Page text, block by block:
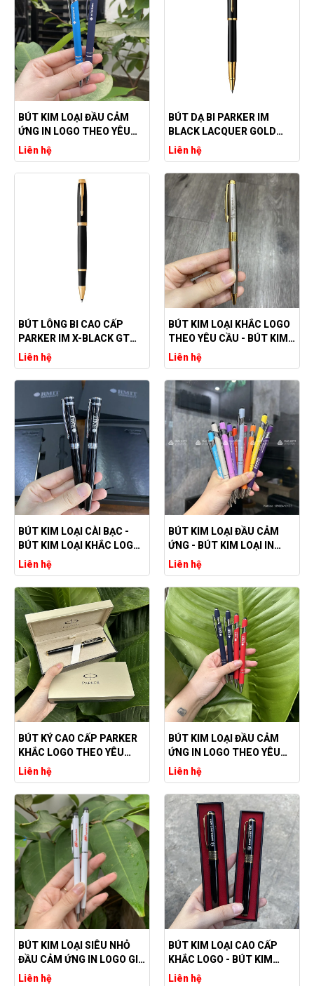
BÚT KIM LOẠI ĐẦU CẢM
ỨNG IN LOGO THEO YÊU
CẦU
Liên hệ
BÚT DẠ BI PARKER IM
BLACK LACQUER GOLD
S0856360
Liên hệ
BÚT LÔNG BI CAO CẤP
PARKER IM X-BLACK GT
TB4-1975576
Liên hệ
BÚT KIM LOẠI KHẮC LOGO
THEO YÊU CẦU - BÚT KIM
LOẠI CHẤT LƯỢNG
Liên hệ
BÚT KIM LOẠI CÀI BẠC -
BÚT KIM LOẠI KHẮC LOGO
RMIT
Liên hệ
BÚT KIM LOẠI ĐẦU CẢM
ỨNG - BÚT KIM LOẠI IN
LOGO THEO YÊU CẦU
Liên hệ
BÚT KÝ CAO CẤP PARKER
KHẮC LOGO THEO YÊU
CẦU
Liên hệ
BÚT KIM LOẠI ĐẦU CẢM
ỨNG IN LOGO THEO YÊU
CẦU
Liên hệ
BÚT KIM LOẠI SIÊU NHỎ
ĐẦU CẢM ỨNG IN LOGO GIÁ
RẺ
Liên hệ
BÚT KIM LOẠI CAO CẤP
KHẮC LOGO - BÚT KIM
LOẠI KHẮC LOGO NAM
Liên hệ